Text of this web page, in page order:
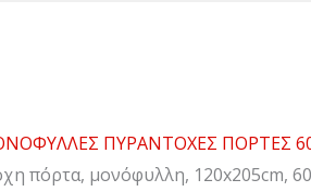
ΠΥΡΑΝΤΟΧΕΣ ΠΟΡΤΕΣ
πόρτα, μονόφυλλη, 120x205cm,